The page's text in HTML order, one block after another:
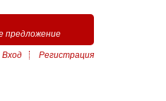
предложение
Вход Регистрация